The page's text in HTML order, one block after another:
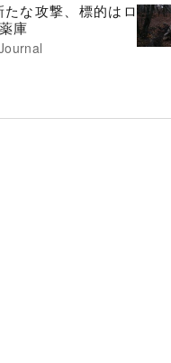
な攻撃、標的はロ
庫